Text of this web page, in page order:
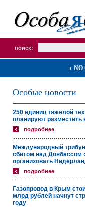
поиск:
NO
Особые новости
250 единиц тяжелой
планируют
подробнее
Международный
сбитом над Донбассом
организовать
подробнее
Газопровод в Крым
млрд рублей начнут
году